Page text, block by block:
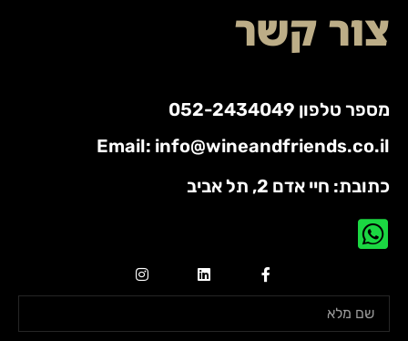
צור קשר
מספר טלפון 052-2434049
Email: info@wineandfriends.co.il
כתובת: חיי אדם 2, תל אביב